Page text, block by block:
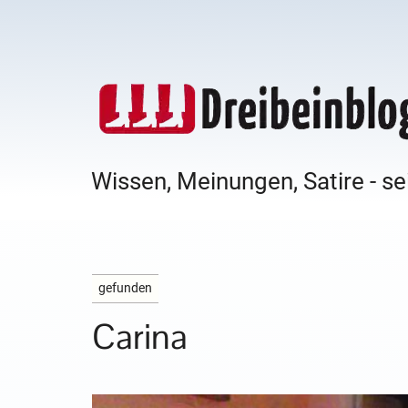
Wissen, Meinungen, Satire -
gefunden
Carina